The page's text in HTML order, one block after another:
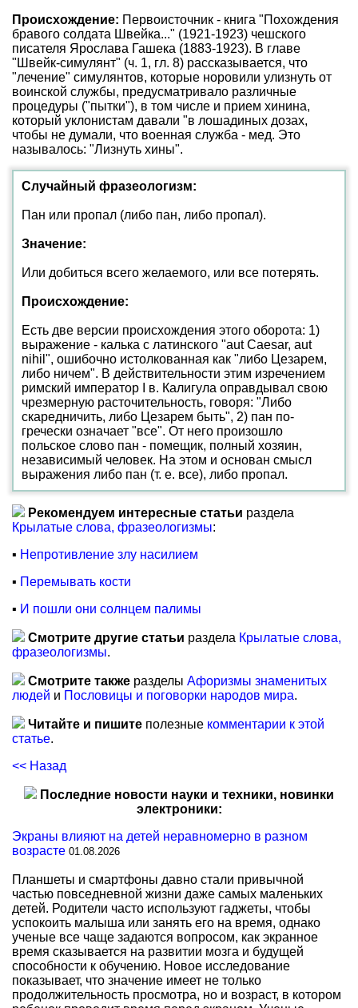
Происхождение: Первоисточник - книга "Похождения
бравого солдата Швейка..." (1921-1923) чешского
писателя Ярослава Гашека (1883-1923). В главе
"Швейк-симулянт" (ч. 1, гл. 8) рассказывается, что
"лечение" симулянтов, которые норовили улизнуть от
воинской службы, предусматривало различные
процедуры ("пытки"), в том числе и прием хинина,
который уклонистам давали "в лошадиных дозах,
чтобы не думали, что военная служба - мед. Это
называлось: "Лизнуть хины".
Случайный фразеологизм:
Пан или пропал (либо пан, либо пропал).
Значение:
Или добиться всего желаемого, или все потерять.
Происхождение:
Есть две версии происхождения этого оборота: 1)
выражение - калька с латинского "aut Caesar, aut
nihil", ошибочно истолкованная как "либо Цезарем,
либо ничем". В действительности этим изречением
римский император I в. Калигула оправдывал свою
чрезмерную расточительность, говоря: "Либо
скаредничить, либо Цезарем быть", 2) пан по-
гречески означает "все". От него произошло
польское слово пан - помещик, полный хозяин,
независимый человек. На этом и основан смысл
выражения либо пан (т. е. все), либо пропал.
Рекомендуем интересные статьи раздела
Крылатые слова, фразеологизмы:
▪ Непротивление злу насилием
▪ Перемывать кости
▪ И пошли они солнцем палимы
Смотрите другие статьи раздела Крылатые слова,
фразеологизмы.
Смотрите также разделы Афоризмы знаменитых
людей и Пословицы и поговорки народов мира.
Читайте и пишите полезные комментарии к этой
статье.
<< Назад
Последние новости науки и техники, новинки
электроники:
Экраны влияют на детей неравномерно в разном
возрасте 01.08.2026
Планшеты и смартфоны давно стали привычной
частью повседневной жизни даже самых маленьких
детей. Родители часто используют гаджеты, чтобы
успокоить малыша или занять его на время, однако
ученые все чаще задаются вопросом, как экранное
время сказывается на развитии мозга и будущей
способности к обучению. Новое исследование
показывает, что значение имеет не только
продолжительность просмотра, но и возраст, в котором